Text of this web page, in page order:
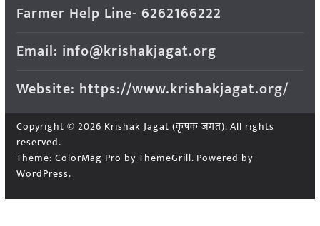
Farmer Help Line- 6262166222
Email: info@krishakjagat.org
Website: https://www.krishakjagat.org/
Copyright © 2026 Krishak Jagat (कृषक जगत). All rights
reserved.
Theme: ColorMag Pro by ThemeGrill. Powered by
WordPress.